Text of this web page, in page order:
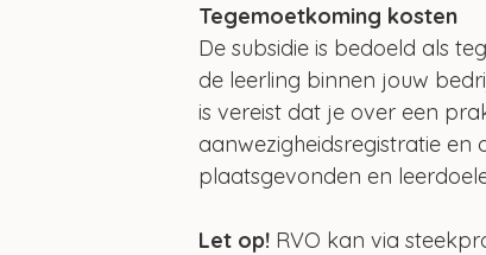
Tegemoetkoming kosten
De subsidie is bedoeld als
de leerling binnen jouw
is vereist dat je over een
aanwezigheidsregistratie
plaatsgevonden en
Let op! RVO kan via